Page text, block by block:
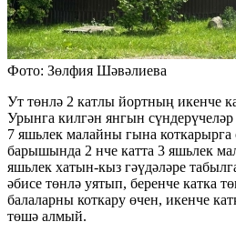
Фото: Зөлфия Шәвәлиева
Ут төнлә 2 катлы йортның икенче
Урынга килгән янгын сүндерүчеләр
7 яшьлек малайны гына
барышында 2 нче катта 3 яшьлек
яшьлек хатын-кыз гәүдәләре
әбисе төнлә уятып, беренче катка
балаларны коткару өчен, икенче
төшә алмый.